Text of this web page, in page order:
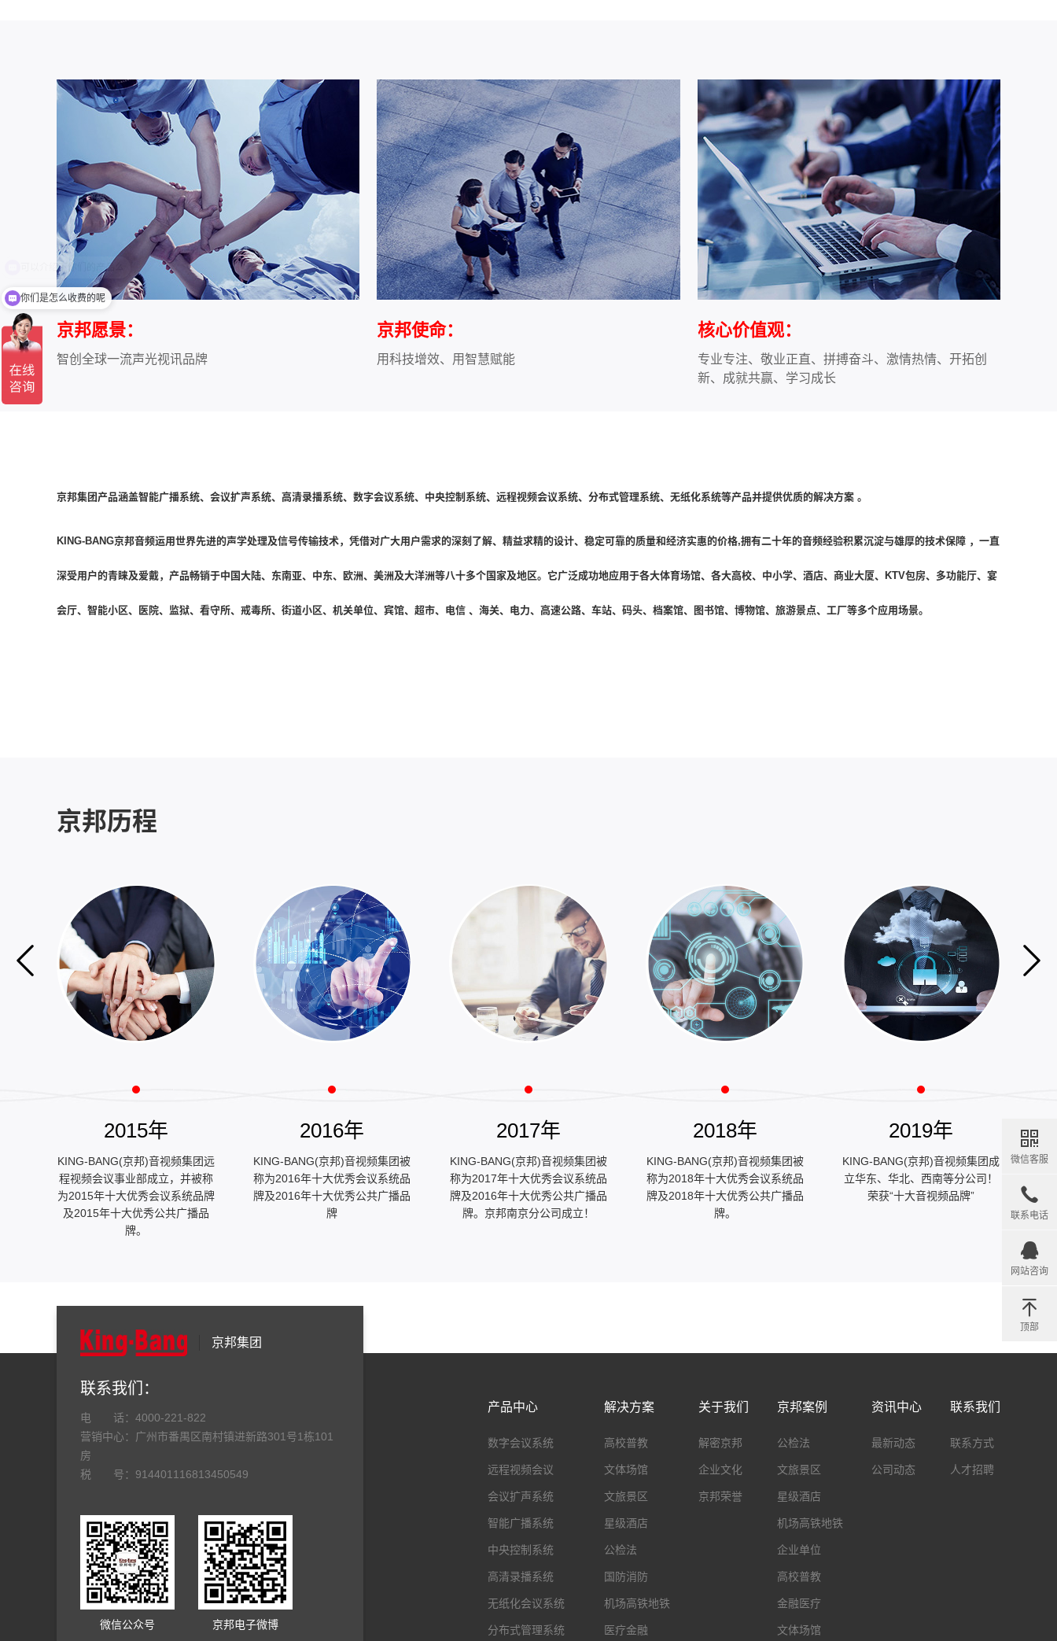
京邦愿景：
智创全球一流声光视讯品牌
京邦使命：
用科技增效、用智慧赋能
核心价值观：
专业专注、敬业正直、拼搏奋斗、激情热情、开拓创
新、成就共赢、学习成长
京邦集团产品涵盖智能广播系统、会议扩声系统、高清录播系统、数字会议系统、中央控制系统、远程视频会议系统、分布式管理系统、无纸化系统等产品并提供优质的解决方案 。
KING-BANG京邦音频运用世界先进的声学处理及信号传输技术，凭借对广大用户需求的深刻了解、精益求精的设计、稳定可靠的质量和经济实惠的价格,拥有二十年的音频经验积累沉淀与雄厚的技术保障 ，一直
深受用户的青睐及爱戴，产品畅销于中国大陆、东南亚、中东、欧洲、美洲及大洋洲等八十多个国家及地区。它广泛成功地应用于各大体育场馆、各大高校、中小学、酒店、商业大厦、KTV包房、多功能厅、宴
会厅、智能小区、医院、监狱、看守所、戒毒所、街道小区、机关单位、宾馆、超市、电信 、海关、电力、高速公路、车站、码头、档案馆、图书馆、博物馆、旅游景点、工厂等多个应用场景。
京邦历程
2015年
KING-BANG(京邦)音视频集团远
程视频会议事业部成立，并被称
为2015年十大优秀会议系统品牌
及2015年十大优秀公共广播品
牌。
2016年
KING-BANG(京邦)音视频集团被
称为2016年十大优秀会议系统品
牌及2016年十大优秀公共广播品
牌
2017年
KING-BANG(京邦)音视频集团被
称为2017年十大优秀会议系统品
牌及2016年十大优秀公共广播品
牌。京邦南京分公司成立！
2018年
KING-BANG(京邦)音视频集团被
称为2018年十大优秀会议系统品
牌及2018年十大优秀公共广播品
牌。
2019年
KING-BANG(京邦)音视频集团成
立华东、华北、西南等分公司！
荣获“十大音视频品牌”
京邦集团
联系我们
电 话： 4000-221-822
营销中心：广州市番禺区南村镇进新路301号1栋101
房
税 号：914401116813450549
微信公众号 京邦电子微博
产品中心
数字会议系统
远程视频会议
会议扩声系统
智能广播系统
中央控制系统
高清录播系统
无纸化会议系统
分布式管理系统
解决方案
高校普教
文体场馆
文旅景区
星级酒店
公检法
国防消防
机场高铁地铁
医疗金融
关于我们
解密京邦
企业文化
京邦荣誉
京邦案例
公检法
文旅景区
星级酒店
机场高铁地铁
企业单位
高校普教
金融医疗
文体场馆
资讯中心
最新动态
公司动态
联系我们
联系方式
人才招聘
微信客服
联系电话
网站咨询
顶部
你们是怎么收费的呢